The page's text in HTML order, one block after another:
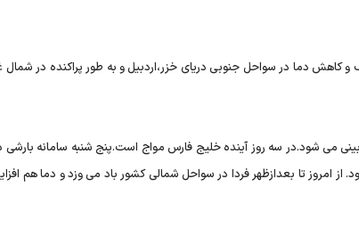
کاهش دما در سواحل جنوبی دریای خزر،اردبیل و به طور پراکنده در شمال
می شود.در سه روز آینده خلیج فارس مواج است.پنج شنبه سامانه بارشی
از امروز تا بعدازظهر فردا در سواحل شمالی کشور باد می وزد و دما هم